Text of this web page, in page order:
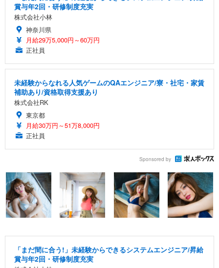
賞与年2回・研修制度充実
株式会社小林
神奈川県
月給29万5,000円～60万円
正社員
未経験からなれる人気ゲームのQAエンジニア/寮・社宅・家賃
補助あり/資格取得支援あり
株式会社RK
東京都
月給30万円～51万8,000円
正社員
Sponsored by
「まだ間に合う!」未経験からできるシステムエンジニア/昇給
賞与年2回・研修制度充実